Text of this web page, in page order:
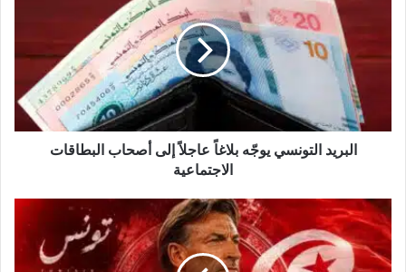
عاجلاً
أصحاب
البطاقات
الاجتماعية
البريد التونسي يوجّه بلاغاً عاجلاً إلى أصحاب البطاقات
الاجتماعية
رونار:
لا
مكان
لهؤلاء